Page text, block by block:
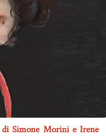
Simone Morini e Irene